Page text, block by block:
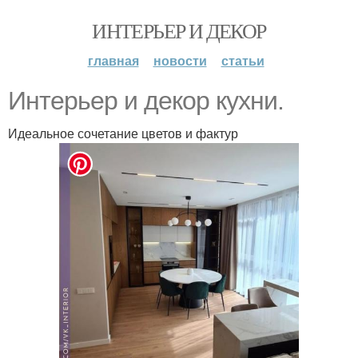
ИНТЕРЬЕР И ДЕКОР
главная новости статьи
Интерьер и декор кухни.
Идеальное сочетание цветов и фактур